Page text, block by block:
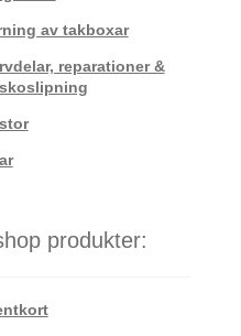
av takboxar
reparationer &
produkter: